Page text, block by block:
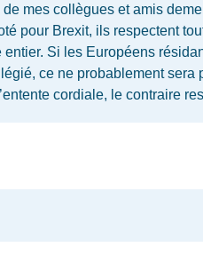
mes collègues et amis
pour Brexit, ils respectent
Si les Européens
ce ne probablement sera
cordiale, le contraire